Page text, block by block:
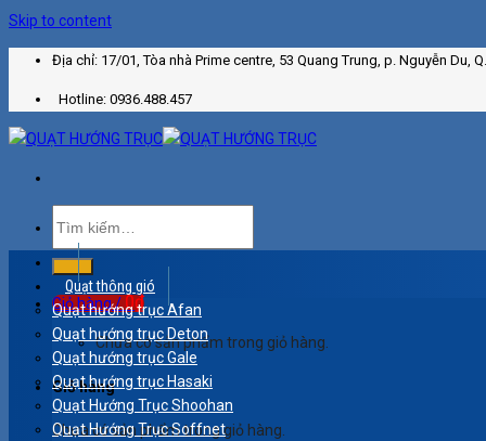
Skip to content
Địa chỉ: 17/01, Tòa nhà Prime centre, 53 Quang Trung, p. Nguyễn Du,
Hotline: 0936.488.457
Giỏ hàng /0₫
Chưa có sản phẩm trong giỏ hàng.
Giỏ hàng
Chưa có sản phẩm trong giỏ hàng.
Quạt thông gió
Quạt hướng trục Afan
Quạt hướng trục Deton
Quạt hướng trục Gale
Quạt hướng trục Hasaki
Quạt Hướng Trục Shoohan
Quạt Hướng Trục Soffnet